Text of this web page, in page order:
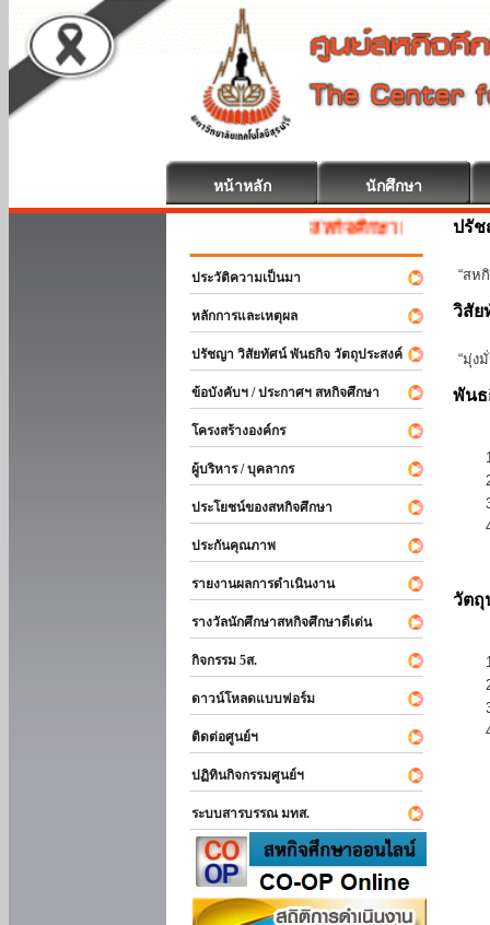
หน้าหลัก นักศึกษา
สหกิจศึกษา ยินดีต้อนรับ
ประวัติความเป็นมา
หลักการและเหตุผล
ปรัชญา วิสัยทัศน์ พันธกิจ วัตถุประสงค์
ข้อบังคับฯ / ประกาศฯ สหกิจศึกษา
โครงสร้างองค์กร
ผู้บริหาร / บุคลากร
ประโยชน์ของสหกิจศึกษา
ประกันคุณภาพ
รายงานผลการดำเนินงาน
รางวัลนักศึกษาสหกิจศึกษาดีเด่น
กิจกรรม 5ส.
ดาวน์โหลดแบบฟอร์ม
ติดต่อศูนย์ฯ
ปฏิทินกิจกรรมศูนย์ฯ
ระบบสารบรรณ มทส.
ปรั
“สห
วิสัย
“มุ่ง
พัน
วัตถุ